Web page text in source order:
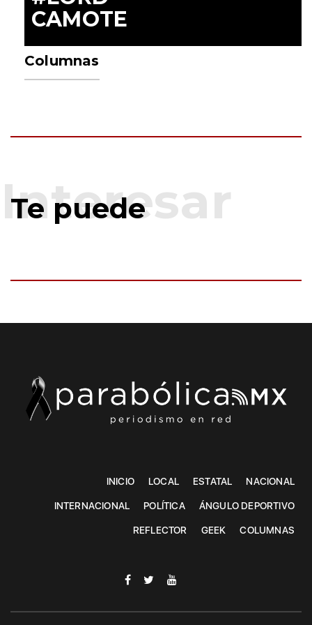
CAMOTE
Columnas
Te puede
INICIO LOCAL ESTATAL NACIONAL
INTERNACIONAL POLÍTICA ÁNGULO DEPORTIVO
REFLECTOR GEEK COLUMNAS